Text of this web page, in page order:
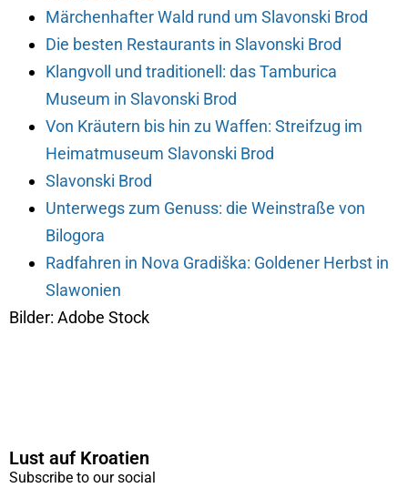
Märchenhafter Wald rund um Slavonski Brod
Die besten Restaurants in Slavonski Brod
Klangvoll und traditionell: das Tamburica
Museum in Slavonski Brod
Von Kräutern bis hin zu Waffen: Streifzug im
Heimatmuseum Slavonski Brod
Slavonski Brod
Unterwegs zum Genuss: die Weinstraße von
Bilogora
Radfahren in Nova Gradiška: Goldener Herbst in
Slawonien
Bilder: Adobe Stock
Lust auf Kroatien
Subscribe to our social